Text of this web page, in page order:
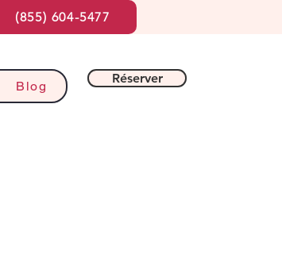
Blog
Réserver
(855) 604-5477